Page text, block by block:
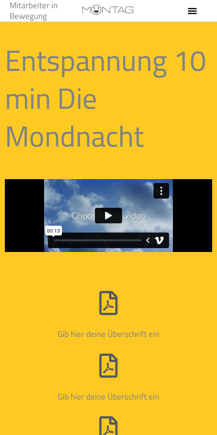
Zum
Inhalt
Mitarbeiter in
Bewegung
Entspannung 10
min Die
Mondnacht
Gib hier deine Überschrift ein
Gib hier deine Überschrift ein